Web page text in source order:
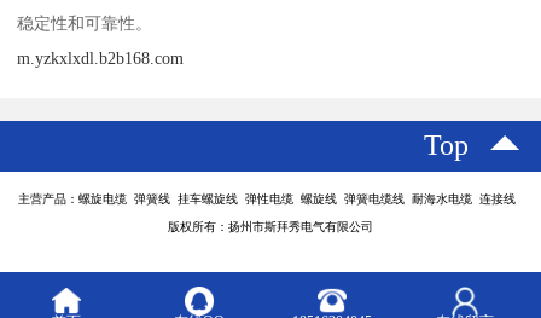
稳定性和可靠性。
m.yzkxlxdl.b2b168.com
Top
主营产品：螺旋电缆 弹簧线 挂车螺旋线 弹性电缆 螺旋线 弹簧电缆线 耐海水电缆 连接线
版权所有：扬州市斯拜秀电气有限公司